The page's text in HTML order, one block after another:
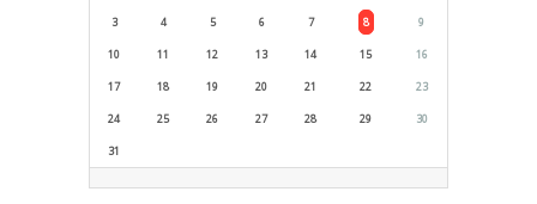
3 4 5 6 7 8 9
10 11 12 13 14 15 16
17 18 19 20 21 22 23
24 25 26 27 28 29 30
31